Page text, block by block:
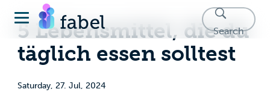
Search
5 Lebensmittel, die du
täglich essen solltest
Saturday, 27. Jul, 2024